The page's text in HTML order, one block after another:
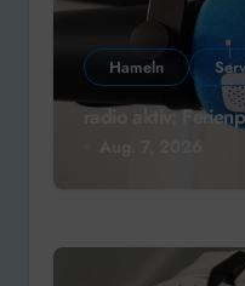
Hameln
radio aktiv: